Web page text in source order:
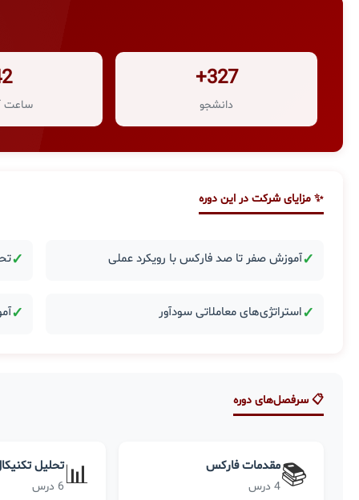
327+
دانشجو ساعت
✨ مزایای شرکت در این دوره
✓آموزش صفر تا صد فارکس با رویکرد عملی ✓
✓استراتژی‌های معاملاتی سودآور ✓
📋 سرفصل‌های دوره
📚مقدمات فارکس
4 درس 📊تحلیل
6 درس